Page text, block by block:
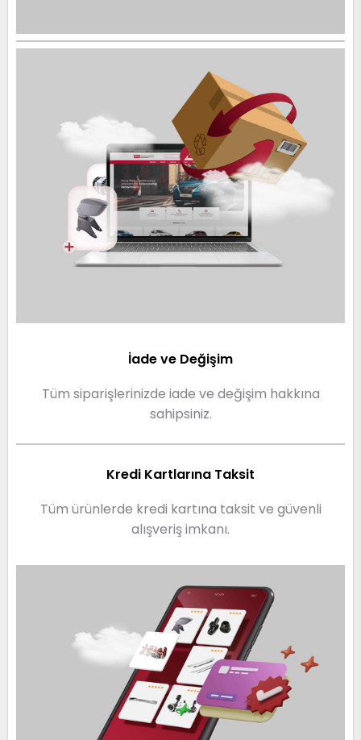
İade ve Değişim
Tüm siparişlerinizde iade ve değişim hakkına
sahipsiniz.
Kredi Kartlarına Taksit
Tüm ürünlerde kredi kartına taksit ve güvenli
alışveriş imkanı.